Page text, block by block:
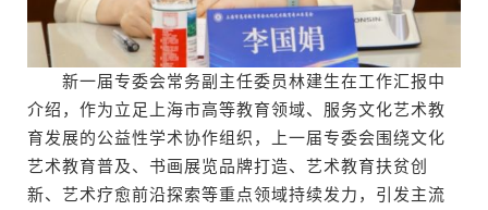
新一届专委会常务副主任委员林建生在工作汇报中
介绍，作为立足上海市高等教育领域、服务文化艺术教
育发展的公益性学术协作组织，上一届专委会围绕文化
艺术教育普及、书画展览品牌打造、艺术教育扶贫创
新、艺术疗愈前沿探索等重点领域持续发力，引发主流